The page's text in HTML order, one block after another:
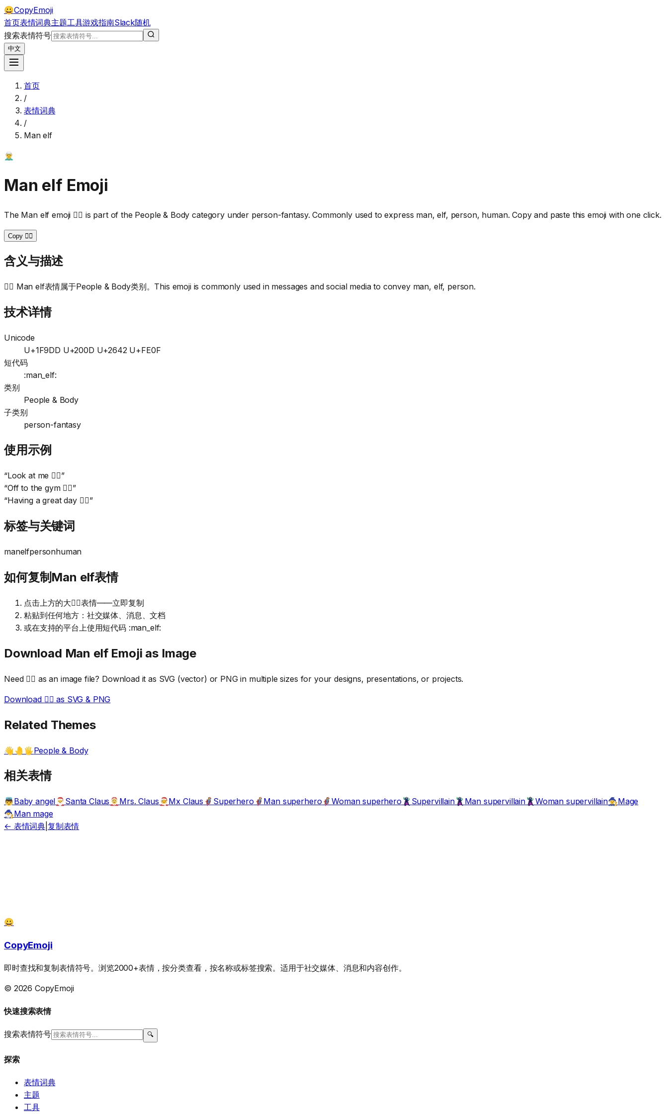
😀CopyEmoji
首页表情词典主题工具游戏指南Slack随机
搜索表情符号
中文
首页
/
表情词典
/
Man elf
🧝‍♂️
Man elf Emoji
The Man elf emoji 🧝‍♂️ is part of the People & Body category under person-fantasy. Commonly used to express man, elf, person, human. Copy and paste this emoji with one click.
Copy 🧝‍♂️
含义与描述
🧝‍♂️ Man elf表情属于People & Body类别。This emoji is commonly used in messages and social media to convey man, elf, person.
技术详情
Unicode
U+1F9DD U+200D U+2642 U+FE0F
短代码
:man_elf:
类别
People & Body
子类别
person-fantasy
使用示例
“Look at me 🧝‍♂️”
“Off to the gym 🧝‍♂️”
“Having a great day 🧝‍♂️”
标签与关键词
manelfpersonhuman
如何复制Man elf表情
点击上方的大🧝‍♂️表情——立即复制
粘贴到任何地方：社交媒体、消息、文档
或在支持的平台上使用短代码 :man_elf:
Download Man elfEmoji as Image
Need 🧝‍♂️ as an image file? Download it as SVG (vector) or PNG in multiple sizes for your designs, presentations, or projects.
Download 🧝‍♂️ as SVG & PNG
Related Themes
👋🤚🖐️People & Body
相关表情
👼Baby angel 🎅 Santa Claus 🤶 Mrs. Claus 🧑‍🎄Mx Claus 🦸 Superhero 🦸‍♂️ Man superhero 🦸‍♀️Woman superhero 🦹 Supervillain🦹‍♂️ Man supervillain🦹‍♀️ Woman supervillain🧙Mage
🧙‍♂️Man mage
← 表情词典 复制表情
😀
CopyEmoji
即时查找和复制表情符号。浏览2000+表情，按分类查看，按名称或标签搜索。适用于社交媒体、消息和内容创作。
© 2026 CopyEmoji
快速搜索表情
搜索表情符号 🔍
探索
表情词典
主题
工具